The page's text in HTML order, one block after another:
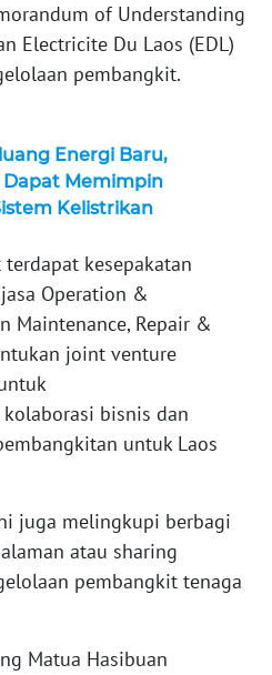
of Understanding
Electricite Du Laos (EDL)
pembangkit.
Energi Baru,
Dapat Memimpin
Kelistrikan
kesepakatan
Operation &
Maintenance, Repair &
joint venture
bisnis dan
untuk Laos
juga melingkupi berbagi
atau sharing
pembangkit tenaga
Matua Hasibuan